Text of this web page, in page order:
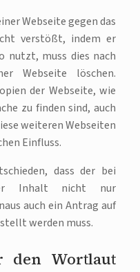
Webseite gegen das
verstößt, indem er
nutzt, muss dies nach
Webseite löschen.
der Webseite, wie
zu finden sind, auch
weiteren Webseiten
Einfluss.
dass der bei
der Inhalt nicht nur
auch ein Antrag auf
werden muss.
den Wortlaut